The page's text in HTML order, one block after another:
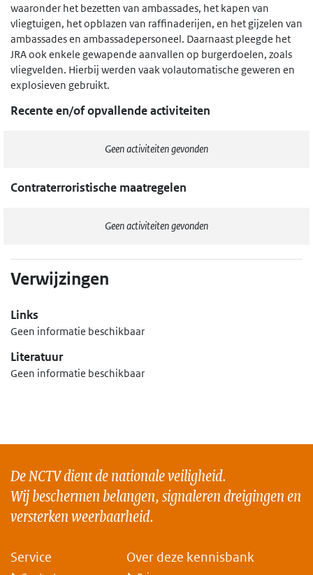
waaronder het bezetten van ambassades, het kapen van
vliegtuigen, het opblazen van raffinaderijen, en het gijzelen van
ambassades en ambassadepersoneel. Daarnaast pleegde het
JRA ook enkele gewapende aanvallen op burgerdoelen, zoals
vliegvelden. Hierbij werden vaak volautomatische geweren en
explosieven gebruikt.
Recente en/of opvallende activiteiten
Geen activiteiten gevonden
Contraterroristische maatregelen
Geen activiteiten gevonden
Verwijzingen
Links
Geen informatie beschikbaar
Literatuur
Geen informatie beschikbaar
De NCTV dient de nationale veiligheid.
Wij beschermen belangen, signaleren dreigingen en
versterken weerbaarheid.
Service Over deze kennisbank